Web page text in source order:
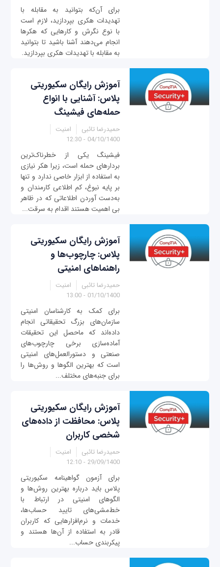
برای آن‌که بتوانید به مقابله با
تهدیدات هکری بپردازید، لازم است
با نوع نگرش و کارهایی که هکرها
انجام می‌دهند آشنا باشید تا بتوانید
به مقابله با تهدیدات هکری بپردازید.
آموزش رایگان سکیوریتی
پلاس: آشنایی با انواع
حمله‌های فیشینگ
حمیدرضا تائبی
امنیت
04/10/1400 - 12:30
فیشینگ یکی از خطرناک‌ترین
بردارهای حمله است، زیرا هکر نیازی
به استفاده از ابزار خاصی ندارد و تنها
بر پایه نبوغ، کم اطلاعی کارمندان و
به‌دست آوردن اطلاعاتی که در ظاهر
بی اهمیت هستند اقدام به سرقت...
آموزش رایگان سکیوریتی‌
پلاس: چارچوب‌ها و
راهنماهای امنیتی
حمیدرضا تائبی
امنیت
01/10/1400 - 13:00
برای کمک به کارشناسان امنیتی
سازمان‌های بزرگ تحقیقاتی انجام
داده‌اند که ماحصل این تحقیقات
آماده‌سازی برخی چارچوب‌های
صنعتی و دستورالعمل‌های امنیتی
است که بهترین الگوها و روش‌ها را
برای جنبه‌های مختلف...
آموزش رایگان سکیوریتی‌
پلاس: محافظت از داده‌های
شخصی کاربران
حمیدرضا تائبی
امنیت
29/09/1400 - 12:10
برای آزمون گواهینامه سکیوریتی
پلاس باید درباره بهترین روش‌ها و
الگوهای امنیتی در ارتباط با
خط‌مشی‌های تایید حساب‌ها،
خدمات و نرم‌افزارهایی که کاربران
قادر به استفاده از آن‌ها هستند و
پیکربندی حساب...